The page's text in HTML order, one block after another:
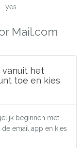
yes
Mail.com
vanuit het
toe en kies
beginnen met
email app en kies